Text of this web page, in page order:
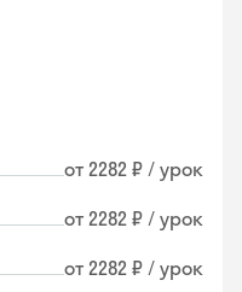
от 2282 ₽ / урок
от 2282 ₽ / урок
от 2282 ₽ / урок